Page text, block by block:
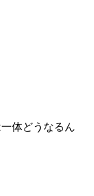
体どうなるん